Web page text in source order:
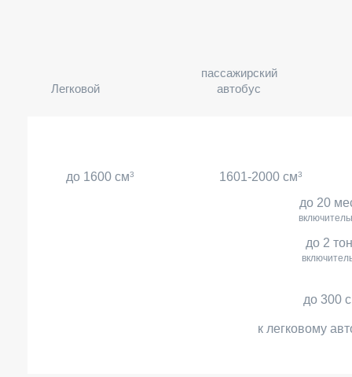
Легковой
пассажирский
автобус
до 1600 см3 1601-2000 см3
до 20
до 2
до 300
к легковому